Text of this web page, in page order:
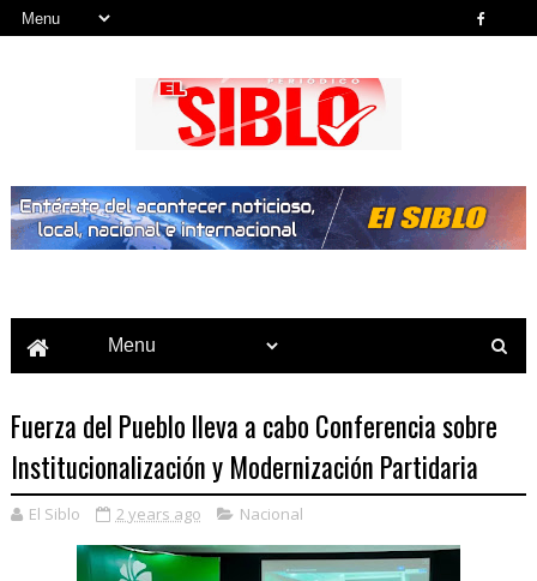
Fuerza del Pueblo lleva a cabo Conferencia sobre
Institucionalización y Modernización Partidaria
El Siblo 2 years ago Nacional